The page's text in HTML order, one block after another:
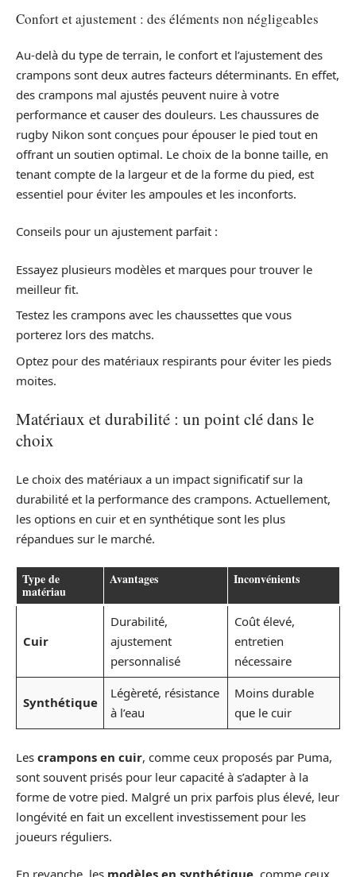
Confort et ajustement : des éléments non négligeables
Au-delà du type de terrain, le confort et l’ajustement des
crampons sont deux autres facteurs déterminants. En effet,
des crampons mal ajustés peuvent nuire à votre
performance et causer des douleurs. Les chaussures de
rugby Nikon sont conçues pour épouser le pied tout en
offrant un soutien optimal. Le choix de la bonne taille, en
tenant compte de la largeur et de la forme du pied, est
essentiel pour éviter les ampoules et les inconforts.
Conseils pour un ajustement parfait :
Essayez plusieurs modèles et marques pour trouver le
meilleur fit.
Testez les crampons avec les chaussettes que vous
porterez lors des matchs.
Optez pour des matériaux respirants pour éviter les pieds
moites.
Matériaux et durabilité : un point clé dans le
choix
Le choix des matériaux a un impact significatif sur la
durabilité et la performance des crampons. Actuellement,
les options en cuir et en synthétique sont les plus
répandues sur le marché.
Type de
matériau
Avantages Inconvénients
Cuir
Durabilité,
ajustement
personnalisé
Coût élevé,
entretien
nécessaire
Synthétique
Légèreté, résistance
à l’eau
Moins durable
que le cuir
Les crampons en cuir, comme ceux proposés par Puma,
sont souvent prisés pour leur capacité à s’adapter à la
forme de votre pied. Malgré un prix parfois plus élevé, leur
longévité en fait un excellent investissement pour les
joueurs réguliers.